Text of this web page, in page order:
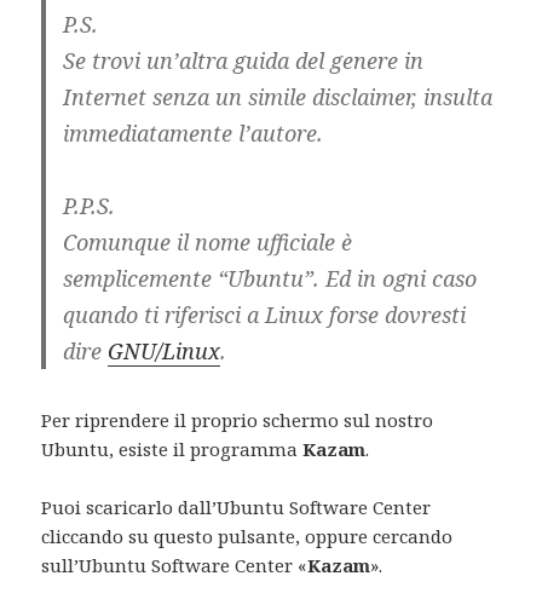
P.S.
Se trovi un’altra guida del genere in
Internet senza un simile disclaimer, insulta
immediatamente l’autore.
P.P.S.
Comunque il nome ufficiale è
semplicemente “Ubuntu”. Ed in ogni caso
quando ti riferisci a Linux forse dovresti
dire GNU/Linux.
Per riprendere il proprio schermo sul nostro
Ubuntu, esiste il programmaKazam.
Puoi scaricarlo dall’Ubuntu Software Center
cliccando su questo pulsante, oppure cercando
sull’Ubuntu Software Center «Kazam».